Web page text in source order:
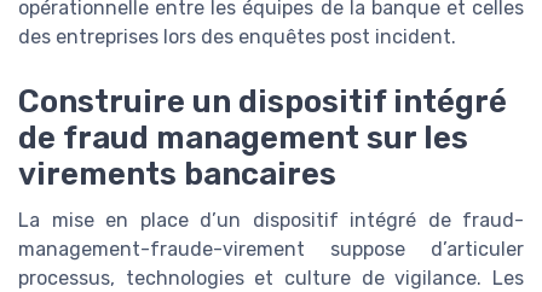
opérationnelle entre les équipes de la banque et celles
des entreprises lors des enquêtes post incident.
Construire un dispositif intégré
de fraud management sur les
virements bancaires
La mise en place d’un dispositif intégré de fraud-
management-fraude-virement suppose d’articuler
processus, technologies et culture de vigilance. Les